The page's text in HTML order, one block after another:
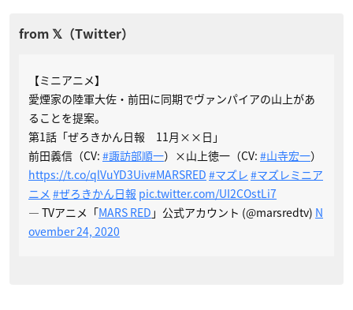
【ミニアニメ】
愛煙家の陸軍大佐・前田に同期でヴァンパイアの山上があ
ることを提案。
第1話「ぜろきかん日報 11月××日」
前田義信（CV: #諏訪部順一）×山上徳一（CV: #山寺宏一）
https://t.co/qlVuYD3Uiv#MARSRED #マズレ #マズレミニア
ニメ #ぜろきかん日報 pic.twitter.com/UI2COstLi7
— TVアニメ「MARS RED 」公式アカウント (@marsredtv) N
ovember 24, 2020